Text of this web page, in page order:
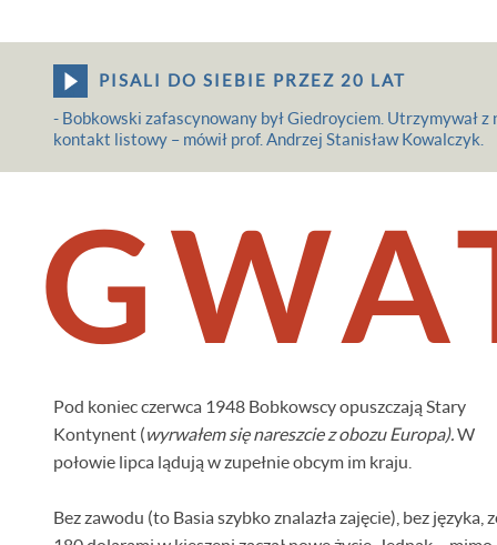
PISALI DO SIEBIE PRZEZ 20 LAT
- Bobkowski zafascynowany był Giedroyciem. Utrzymywał z
kontakt listowy – mówił prof. Andrzej Stanisław Kowalczyk.
Pod koniec czerwca 1948 Bobkowscy opuszczają Stary
Kontynent (wyrwałem się nareszcie z obozu Europa).W
połowie lipca lądują w zupełnie obcym im kraju.
Bez zawodu (to Basia szybko znalazła zajęcie), bez języka,